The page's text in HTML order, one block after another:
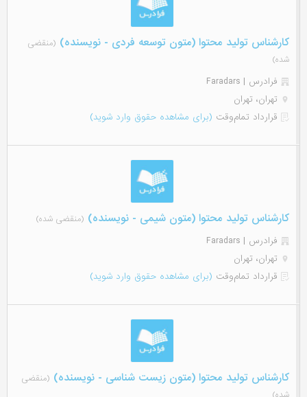
کارشناس تولید محتوا (متون توسعه فردی - نویسنده) (منقضی
شده)
فرادرس | Faradars
تهران، تهران
قرارداد تمام‌وقت (برای مشاهده حقوق وارد شوید)
کارشناس تولید محتوا (متون شیمی - نویسنده) (منقضی شده)
فرادرس | Faradars
تهران، تهران
قرارداد تمام‌وقت (برای مشاهده حقوق وارد شوید)
کارشناس تولید محتوا (متون زیست شناسی - نویسنده) (منقضی